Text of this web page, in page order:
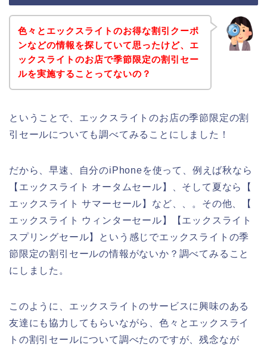
色々とエックスライトのお得な割引クーポ
ンなどの情報を探していて思ったけど、エ
ックスライトのお店で季節限定の割引セー
ルを実施することってないの？
ということで、エックスライトのお店の季節限定の割
引セールについても調べてみることにしました！
だから、早速、自分のiPhoneを使って、例えば秋なら
【エックスライト オータムセール】、そして夏なら【
エックスライト サマーセール】など、、。その他、【
エックスライト ウィンターセール】【エックスライト
スプリングセール】という感じでエックスライトの季
節限定の割引セールの情報がないか？調べてみること
にしました。
このように、エックスライトのサービスに興味のある
友達にも協力してもらいながら、色々とエックスライ
トの割引セールについて調べたのですが、残念なが